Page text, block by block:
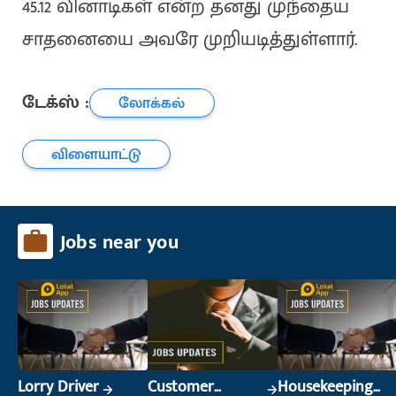
45.12 வினாடிகள் என்ற தனது முந்தைய
சாதனையை அவரே முறியடித்துள்ளார்.
டேக்ஸ் :
லோக்கல்
விளையாட்டு
Jobs near you
Lorry Driver Customer Housekeeping